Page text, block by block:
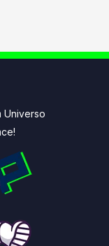
Universo